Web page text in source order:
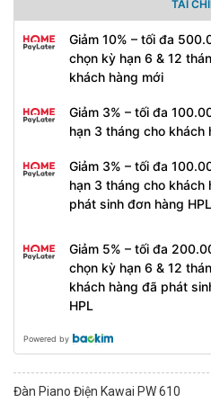
TÀI
Giảm 10% – tối đa
chọn kỳ hạn 6 & 12
khách hàng mới
Giảm 3% – tối đa
hạn 3 tháng cho khách
Giảm 3% – tối đa
hạn 3 tháng cho khách
phát sinh đơn hàng HPL
Giảm 5% – tối đa
chọn kỳ hạn 6 & 12
khách hàng đã phát
HPL
Powered by
Đàn Piano Điện Kawai PW 610